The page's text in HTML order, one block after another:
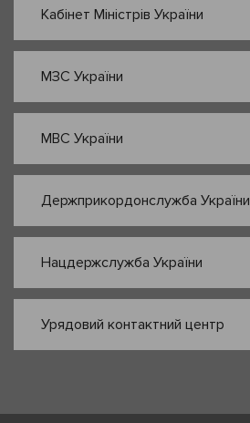
Кабінет Міністрів України
МЗС України
МВС України
Держприкордонслужба України
Нацдержслужба України
Урядовий контактний центр